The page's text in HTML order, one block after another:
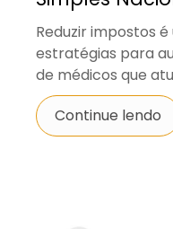
Reduzir impostos
estratégias para
de médicos que
Continue lendo